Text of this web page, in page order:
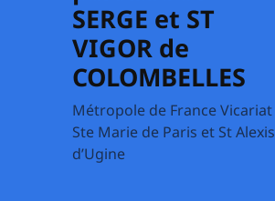
SERGE et ST
VIGOR de
COLOMBELLES
Métropole de France Vicariat
Ste Marie de Paris et St Alexis
d’Ugine